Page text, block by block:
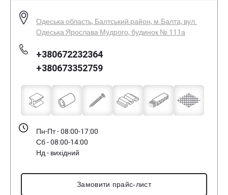
Одеська область, Балтський район, м.Балта, вул.
Одеська Ярослава Мудрого, будинок № 111а
+380672232364
+380673352759
Пн-Пт - 08:00-17:00
Сб - 08:00-14:00
Нд - вихідний
Замовити прайс-лист